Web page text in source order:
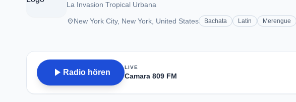
La Invasion Tropical Urbana
placeNew York City, New York, United States Bachata Latin Merengue
play_arrow Radio hören
LIVE
Camara 809 FM